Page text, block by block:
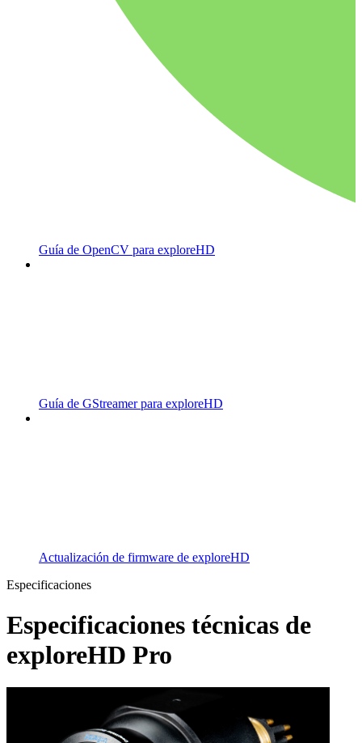
Guía de OpenCV para exploreHD
Guía de GStreamer para exploreHD
Actualización de firmware de exploreHD
Especificaciones
Especificaciones técnicas de
exploreHD Pro